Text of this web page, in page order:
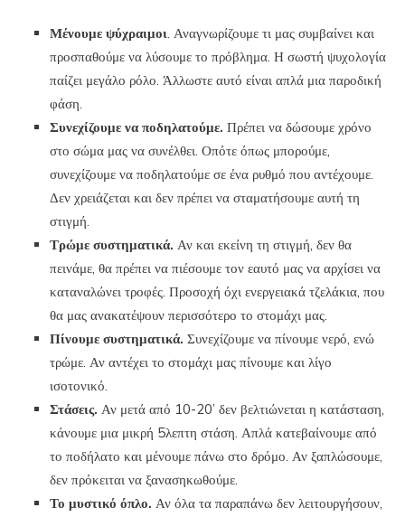
Μένουμε ψύχραιμοι. Αναγνωρίζουμε τι μας συμβαίνει και
προσπαθούμε να λύσουμε το πρόβλημα. Η σωστή ψυχολογία
παίζει μεγάλο ρόλο. Άλλωστε αυτό είναι απλά μια παροδική
φάση.
Συνεχίζουμε να ποδηλατούμε. Πρέπει να δώσουμε χρόνο
στο σώμα μας να συνέλθει. Οπότε όπως μπορούμε,
συνεχίζουμε να ποδηλατούμε σε ένα ρυθμό που αντέχουμε.
Δεν χρειάζεται και δεν πρέπει να σταματήσουμε αυτή τη
στιγμή.
Τρώμε συστηματικά. Αν και εκείνη τη στιγμή, δεν θα
πεινάμε, θα πρέπει να πιέσουμε τον εαυτό μας να αρχίσει να
καταναλώνει τροφές. Προσοχή όχι ενεργειακά τζελάκια, που
θα μας ανακατέψουν περισσότερο το στομάχι μας.
Πίνουμε συστηματικά. Συνεχίζουμε να πίνουμε νερό, ενώ
τρώμε. Αν αντέχει το στομάχι μας πίνουμε και λίγο
ισοτονικό.
Στάσεις. Αν μετά από 10-20’ δεν βελτιώνεται η κατάσταση,
κάνουμε μια μικρή 5λεπτη στάση. Απλά κατεβαίνουμε από
το ποδήλατο και μένουμε πάνω στο δρόμο. Αν ξαπλώσουμε,
δεν πρόκειται να ξανασηκωθούμε.
Το μυστικό όπλο. Αν όλα τα παραπάνω δεν λειτουργήσουν,